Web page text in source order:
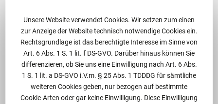
Nicht sofort ersichtlich ist, dass unter
Umständen auch der Arbeitgeber – neben dem
Betrieb seiner Webseite oder eines Onlineshops –
gegenüber seinen Arbeitnehmern direkt von
den Bestimmungen des TTDSG erfasst sein
kann.
Unsere Website verwendet Cookies. Wir setzen zum einen
zur Anzeige der Website technisch notwendige Cookies ein.
Rechtsgrundlage ist das berechtigte Interesse im Sinne von
Art. 6 Abs. 1 S. 1 lit. f DS-GVO. Darüber hinaus können Sie
differenzieren, ob Sie uns eine Einwilligung nach Art. 6 Abs.
1 S. 1 lit. a DS-GVO i.V.m. § 25 Abs. 1 TDDDG für sämtliche
weiteren Cookies geben, nur bezogen auf bestimmte
Cookie-Arten oder gar keine Einwilligung. Diese Einwilligung